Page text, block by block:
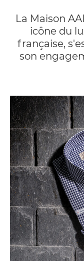
La Maison
icône du
française,
son